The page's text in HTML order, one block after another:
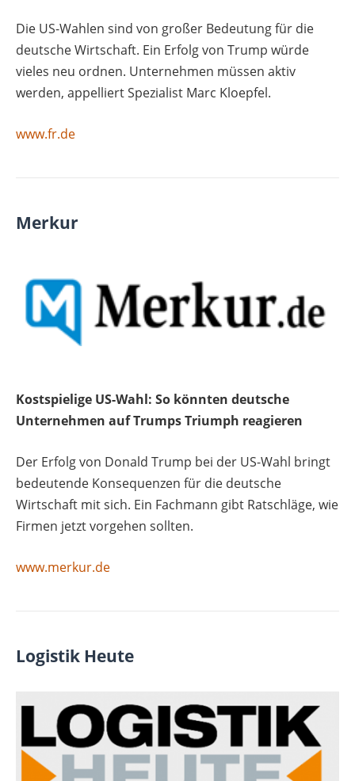
Die US-Wahlen sind von großer Bedeutung für die
deutsche Wirtschaft. Ein Erfolg von Trump würde
vieles neu ordnen. Unternehmen müssen aktiv
werden, appelliert Spezialist Marc Kloepfel.
www.fr.de
Merkur
Kostspielige US-Wahl: So könnten deutsche
Unternehmen auf Trumps Triumph reagieren
Der Erfolg von Donald Trump bei der US-Wahl bringt
bedeutende Konsequenzen für die deutsche
Wirtschaft mit sich. Ein Fachmann gibt Ratschläge, wie
Firmen jetzt vorgehen sollten.
www.merkur.de
Logistik Heute